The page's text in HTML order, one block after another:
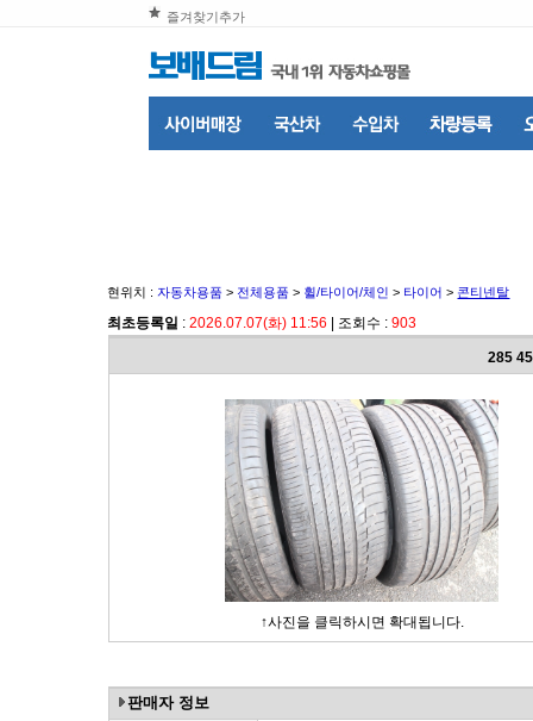
즐겨찾기추가
현위치 :자동차용품 > 전체용품 > 휠/타이어/체인 > 타이어 > 콘티넨탈
최초등록일 :2026.07.07(화) 11:56 | 조회수 :903
285
↑사진을 클릭하시면 확대됩니다.
판매자 정보